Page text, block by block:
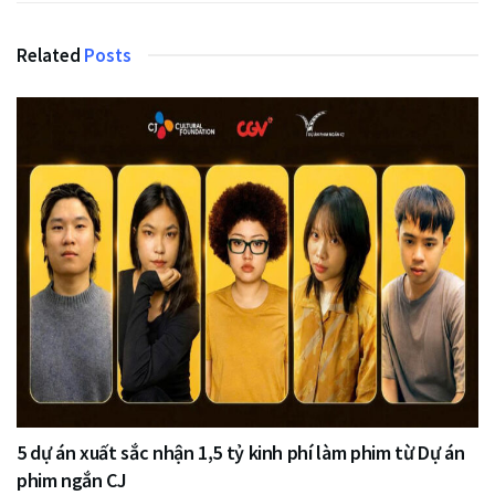
Related Posts
5 dự án xuất sắc nhận 1,5 tỷ kinh phí làm phim từ Dự án
phim ngắn CJ